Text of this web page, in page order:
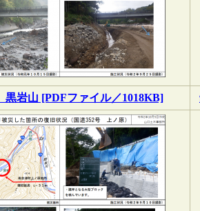
岩山 [PDFファイル／1018KB]